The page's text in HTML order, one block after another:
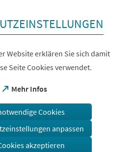
Website erklären Sie sich damit
Seite Cookies verwendet.
Mehr Infos
(Öffnet
einem
Tab)
Cookies
anpassen
akzeptieren